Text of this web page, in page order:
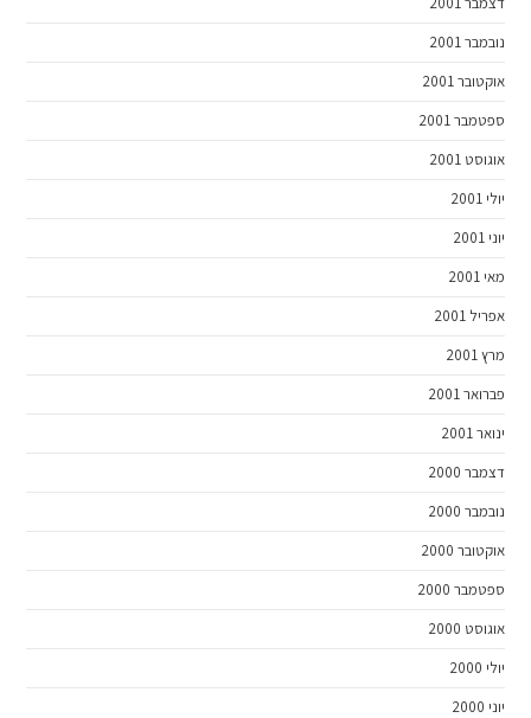
נובמבר 2001
אוקטובר 2001
ספטמבר 2001
אוגוסט 2001
יולי 2001
יוני 2001
מאי 2001
אפריל 2001
מרץ 2001
פברואר 2001
ינואר 2001
דצמבר 2000
נובמבר 2000
אוקטובר 2000
ספטמבר 2000
אוגוסט 2000
יולי 2000
יוני 2000